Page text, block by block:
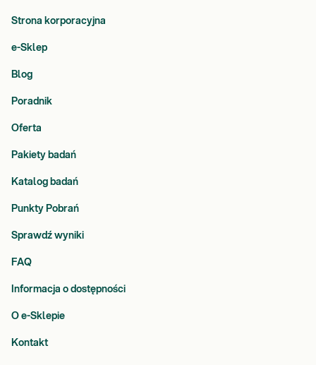
Strona korporacyjna
e-Sklep
Blog
Poradnik
Oferta
Pakiety badań
Katalog badań
Punkty Pobrań
Sprawdź wyniki
FAQ
Informacja o dostępności
O e-Sklepie
Kontakt